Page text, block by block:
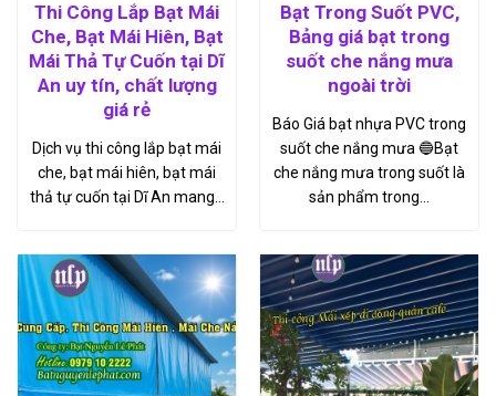
Thi Công Lắp Bạt Mái
Che, Bạt Mái Hiên, Bạt
Mái Thả Tự Cuốn tại Dĩ
An uy tín, chất lượng
giá rẻ
Dịch vụ thi công lắp bạt mái
che, bạt mái hiên, bạt mái
thả tự cuốn tại Dĩ An mang…
Bạt Trong Suốt PVC,
Bảng giá bạt trong
suốt che nắng mưa
ngoài trời
Báo Giá bạt nhựa PVC trong
suốt che nắng mưa 🔵Bạt
che nắng mưa trong suốt là
sản phẩm trong…